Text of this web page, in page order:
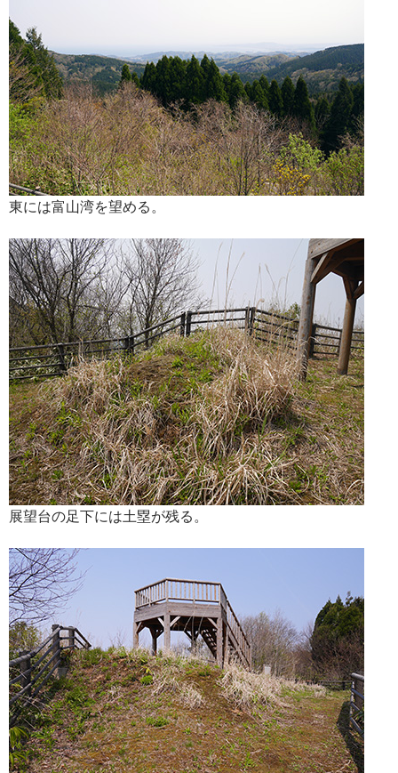
東には富山湾を望める。
展望台の足下には土塁が残る。